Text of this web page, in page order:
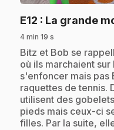
E12 : La grande
4 min 19 s
.Bitz et Bob se
où ils marchaient
s'enfoncer mais
raquettes de tennis.
utilisent des
pieds mais ceux-ci
filles. Par la suite,